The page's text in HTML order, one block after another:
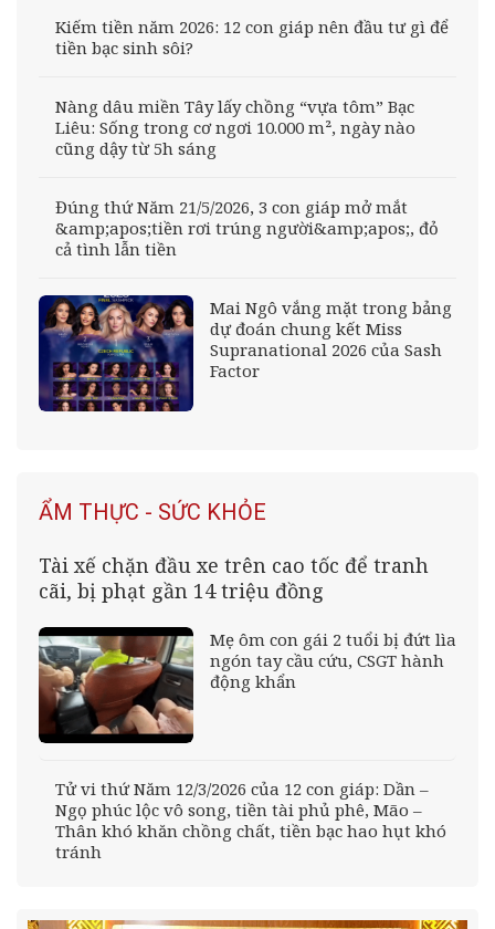
Kiếm tiền năm 2026: 12 con giáp nên đầu tư gì để
tiền bạc sinh sôi?
Nàng dâu miền Tây lấy chồng “vựa tôm” Bạc
Liêu: Sống trong cơ ngơi 10.000 m², ngày nào
cũng dậy từ 5h sáng
Đúng thứ Năm 21/5/2026, 3 con giáp mở mắt
&amp;apos;tiền rơi trúng người&amp;apos;, đỏ
cả tình lẫn tiền
Mai Ngô vắng mặt trong bảng
dự đoán chung kết Miss
Supranational 2026 của Sash
Factor
ẨM THỰC - SỨC KHỎE
Tài xế chặn đầu xe trên cao tốc để tranh
cãi, bị phạt gần 14 triệu đồng
Mẹ ôm con gái 2 tuổi bị đứt lìa
ngón tay cầu cứu, CSGT hành
động khẩn
Tử vi thứ Năm 12/3/2026 của 12 con giáp: Dần –
Ngọ phúc lộc vô song, tiền tài phủ phê, Mão –
Thân khó khăn chồng chất, tiền bạc hao hụt khó
tránh